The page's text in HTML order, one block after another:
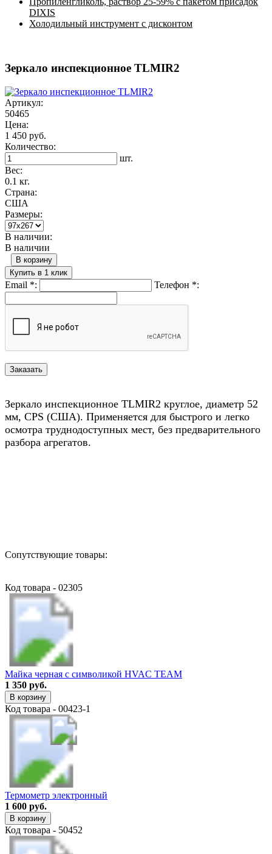
DIXIS
Холодильный инструмент с дисконтом
Зеркало инспекционное TLMIR2
Артикул:
50465
Цена:
1 450 руб.
Количество:
шт.
Вес:
0.1 кг.
Страна:
США
Размеры:
В наличии:
В наличии
В корзину
Купить в 1 клик
Email *: Телефон *:
Зеркало инспекционное TLMIR2 круглое, диаметр 52
мм, CPS (США). Применяется для быстрого и легко
осмотра труднодоступных мест, без предварительного
разбора агрегатов.
Сопутствующие товары:
Код товара - 02305
Майка черная с символикой HVAC TEAM
1 350 руб.
В корзину
Код товара - 00423-1
Термометр электронный
1 600 руб.
В корзину
Код товара - 50452